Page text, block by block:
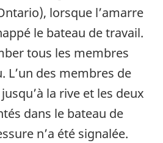
lorsque l’amarre
le bateau de travail.
tous les membres
L’un des membres de
la rive et les deux
dans le bateau de
n’a été signalée.